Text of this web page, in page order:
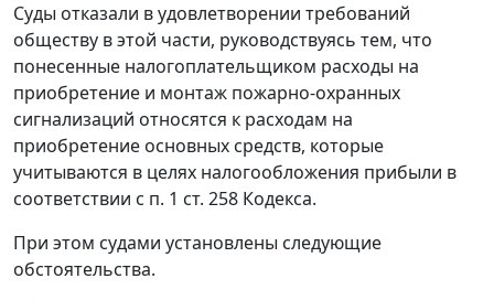
Суды отказали в удовлетворении требований
обществу в этой части, руководствуясь тем, что
понесенные налогоплательщиком расходы на
приобретение и монтаж пожарно-охранных
сигнализаций относятся к расходам на
приобретение основных средств, которые
учитываются в целях налогообложения прибыли в
соответствии с п. 1 ст. 258 Кодекса.
При этом судами установлены следующие
обстоятельства.